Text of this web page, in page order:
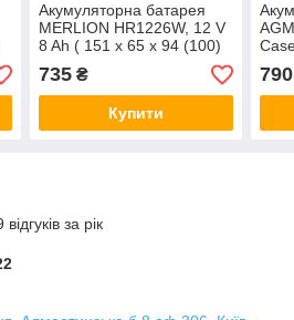
Акумуляторна батарея
MERLION HR1226W, 12 V
8 Ah ( 151 х 65 х 94 (100)
), 2.2 kg Black Q10/420
735₴
Купити
65
Q10
790
за рік